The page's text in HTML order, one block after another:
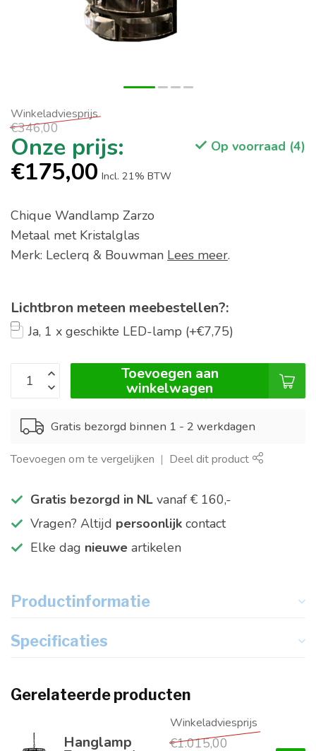
€346,00
€175,00 Incl. 21% BTW
Op voorraad (4)
Chique Wandlamp Zarzo
Metaal met Kristalglas
Merk: Leclerq & Bouwman Lees meer.
Lichtbron meteen meebestellen?:
Ja, 1 x geschikte LED-lamp (+€7,75)
Toevoegen aan
winkelwagen
Gratis bezorgd binnen 1 - 2 werkdagen
Toevoegen om te vergelijken Deel dit product
Gratis bezorgd in NL vanaf € 160,-
Vragen? Altijd persoonlijk contact
Elke dag nieuwe artikelen
Productinformatie
Specificaties
Gerelateerde producten
Hanglamp €1.015,00